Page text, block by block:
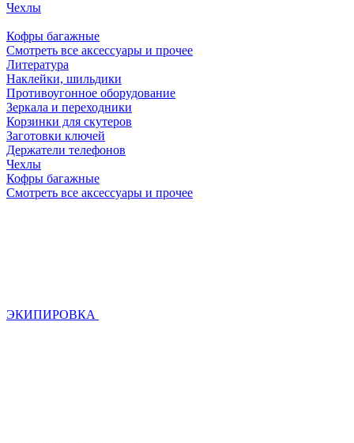
Чехлы
Кофры багажные
Смотреть все аксессуары и прочее
Литература
Наклейки, шильдики
Противоугонное оборудование
Зеркала и переходники
Корзинки для скутеров
Заготовки ключей
Держатели телефонов
Чехлы
Кофры багажные
Смотреть все аксессуары и прочее
ЭКИПИРОВКА